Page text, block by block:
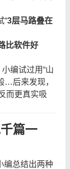
“3层马路叠在
比软件好
编试过用“山
…后来发现，
而更真实吸
篇一
编总结出两种